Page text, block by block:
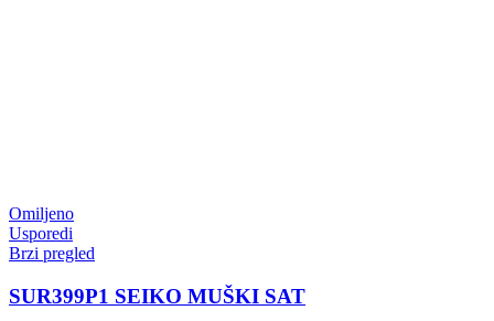
Omiljeno
Usporedi
Brzi pregled
SUR399P1 SEIKO MUŠKI SAT